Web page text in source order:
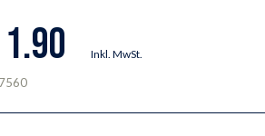
1.90 Inkl. MwSt.